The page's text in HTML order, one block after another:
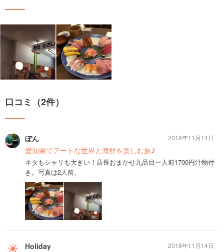
口コミ（2件）
ぽん
愛知県でアートな世界と海鮮を楽しむ旅♪
ネタもシャリも大きい！店長おまかせ九品目一人前1700円汁物付
き。写真は2人前。
2018年11月14日
Holiday 2018年11月14日